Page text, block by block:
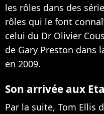
les rôles dans des
rôles qui le font
celui du Dr Olivier
de Gary Preston dans
en 2009.
Son arrivée aux
Par la suite, Tom Ellis